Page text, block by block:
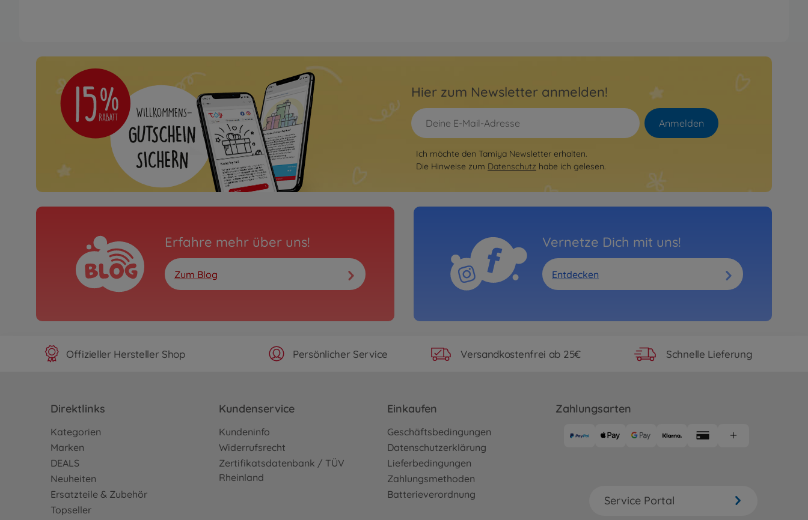
Hier zum Newsletter anmelden!
Anmelden
Ich möchte den Tamiya Newsletter erhalten.
Die Hinweise zum Datenschutz habe ich gelesen.
Erfahre mehr über uns!
Zum Blog
Vernetze Dich mit uns!
Entdecken
Offizieller Hersteller Shop Persönlicher Service Versandkostenfrei ab 25€ Schnelle Lieferung
Direktlinks
Kategorien
Marken
DEALS
Neuheiten
Ersatzteile & Zubehör
Topseller
Kundenservice
Kundeninfo
Widerrufsrecht
Zertifikatsdatenbank / TÜV
Rheinland
Einkaufen
Geschäftsbedingungen
Datenschutzerklärung
Lieferbedingungen
Zahlungsmethoden
Batterieverordnung
Zahlungsarten
Service Portal